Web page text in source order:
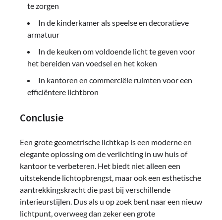
te zorgen
In de kinderkamer als speelse en decoratieve
armatuur
In de keuken om voldoende licht te geven voor
het bereiden van voedsel en het koken
In kantoren en commerciële ruimten voor een
efficiëntere lichtbron
Conclusie
Een grote geometrische lichtkap is een moderne en
elegante oplossing om de verlichting in uw huis of
kantoor te verbeteren. Het biedt niet alleen een
uitstekende lichtopbrengst, maar ook een esthetische
aantrekkingskracht die past bij verschillende
interieurstijlen. Dus als u op zoek bent naar een nieuw
lichtpunt, overweeg dan zeker een grote